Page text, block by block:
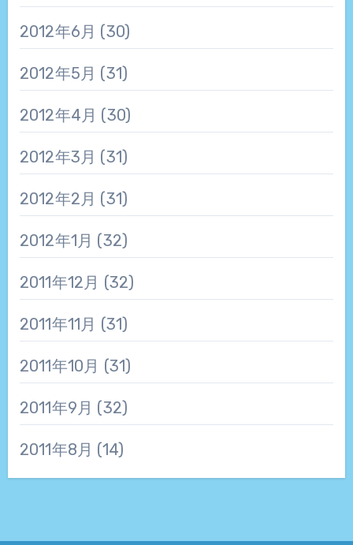
2012年6月 (30)
2012年5月 (31)
2012年4月 (30)
2012年3月 (31)
2012年2月 (31)
2012年1月 (32)
2011年12月 (32)
2011年11月 (31)
2011年10月 (31)
2011年9月 (32)
2011年8月 (14)